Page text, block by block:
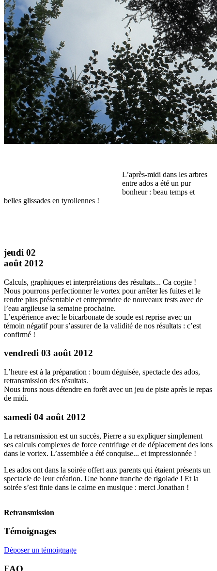
L’après-midi dans les arbres
entre ados a été un pur
bonheur : beau temps et
belles glissades en tyroliennes !
jeudi 02
août 2012
Calculs, graphiques et interprétations des résultats... Ca cogite !
Nous pourrons perfectionner le vortex pour arrêter les fuites et le
rendre plus présentable et entreprendre de nouveaux tests avec de
l’eau argileuse la semaine prochaine.
L’expérience avec le bicarbonate de soude est reprise avec un
témoin négatif pour s’assurer de la validité de nos résultats : c’est
confirmé !
vendredi 03 août 2012
L’heure est à la préparation : boum déguisée, spectacle des ados,
retransmission des résultats.
Nous irons nous détendre en forêt avec un jeu de piste après le repas
de midi.
samedi 04 août 2012
La retransmission est un succès, Pierre a su expliquer simplement
ses calculs complexes de force centrifuge et de déplacement des ions
dans le vortex. L’assemblée a été conquise... et impressionnée !
Les ados ont dans la soirée offert aux parents qui étaient présents un
spectacle de leur création. Une bonne tranche de rigolade ! Et la
soirée s’est finie dans le calme en musique : merci Jonathan !
Retransmission
Témoignages
Déposer un témoignage
FAQ